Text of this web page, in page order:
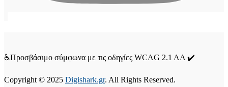
♿Προσβάσιμο σύμφωνα με τις οδηγίες WCAG 2.1 AA ✔️
Copyright © 2025 Digishark.gr. All Rights Reserved.